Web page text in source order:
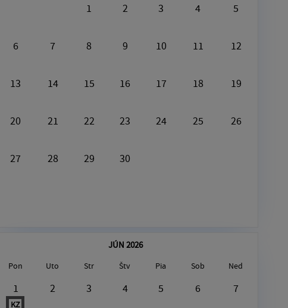
1 2 3 4 5
6 7 8 9 10 11 12
13 14 15 16 17 18 19
20 21 22 23 24 25 26
27 28 29 30
JÚN 2026
Pon Uto Str Štv Pia Sob Ned
1
KZ
2 3 4 5 6 7